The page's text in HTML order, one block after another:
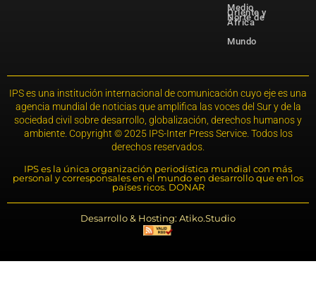
Medio
Oriente y
Norte de
África
Mundo
IPS es una institución internacional de comunicación cuyo eje es una
agencia mundial de noticias que amplifica las voces del Sur y de la
sociedad civil sobre desarrollo, globalización, derechos humanos y
ambiente. Copyright © 2025 IPS-Inter Press Service. Todos los
derechos reservados.
IPS es la única organización periodística mundial con más
personal y corresponsales en el mundo en desarrollo que en los
países ricos. DONAR
Desarrollo & Hosting: Atiko.Studio